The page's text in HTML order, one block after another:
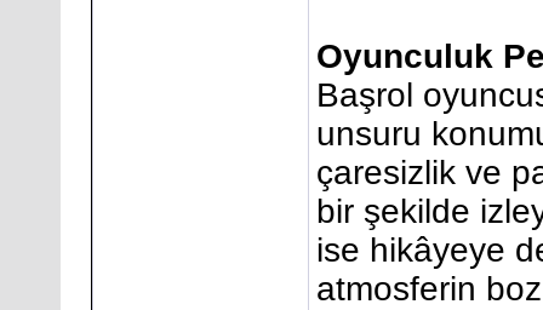
Oyunculuk
Başrol
unsuru
çaresizlik ve
bir şekilde
ise hikâyeye
atmosferin